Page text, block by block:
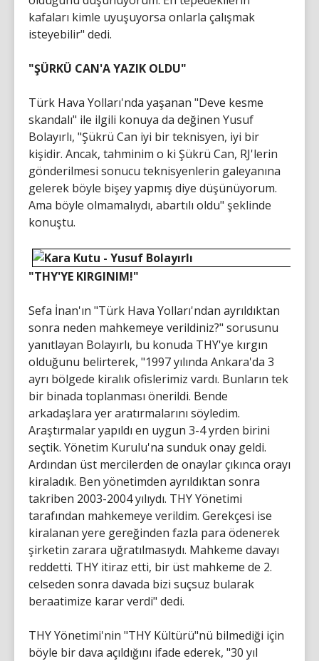
kafaları kimle uyuşuyorsa onlarla çalışmak
isteyebilir" dedi.
"ŞÜRKÜ CAN'A YAZIK OLDU"
Türk Hava Yolları'nda yaşanan "Deve kesme
skandalı" ile ilgili konuya da değinen Yusuf
Bolayırlı, "Şükrü Can iyi bir teknisyen, iyi bir
kişidir. Ancak, tahminim o ki Şükrü Can, RJ'lerin
gönderilmesi sonucu teknisyenlerin galeyanına
gelerek böyle bişey yapmış diye düşünüyorum.
Ama böyle olmamalıydı, abartılı oldu" şeklinde
konuştu.
"THY'YE KIRGINIM!"
Sefa İnan'ın "Türk Hava Yolları'ndan ayrıldıktan
sonra neden mahkemeye verildiniz?" sorusunu
yanıtlayan Bolayırlı, bu konuda THY'ye kırgın
olduğunu belirterek, "1997 yılında Ankara'da 3
ayrı bölgede kiralık ofislerimiz vardı. Bunların tek
bir binada toplanması önerildi. Bende
arkadaşlara yer aratırmalarını söyledim.
Araştırmalar yapıldı en uygun 3-4 yrden birini
seçtik. Yönetim Kurulu'na sunduk onay geldi.
Ardından üst mercilerden de onaylar çıkınca orayı
kiraladık. Ben yönetimden ayrıldıktan sonra
takriben 2003-2004 yılıydı. THY Yönetimi
tarafından mahkemeye verildim. Gerekçesi ise
kiralanan yere gereğinden fazla para ödenerek
şirketin zarara uğratılmasıydı. Mahkeme davayı
reddetti. THY itiraz etti, bir üst mahkeme de 2.
celseden sonra davada bizi suçsuz bularak
beraatimize karar verdi" dedi.
THY Yönetimi'nin "THY Kültürü"nü bilmediği için
böyle bir dava açıldığını ifade ederek, "30 yıl